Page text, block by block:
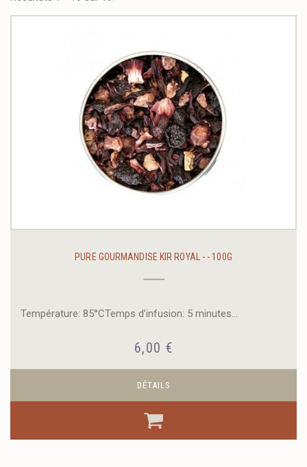
PURE GOURMANDISE KIR ROYAL - - 100G
Température: 85°CTemps d’infusion: 5 minutes...
6,00 €
DÉTAILS